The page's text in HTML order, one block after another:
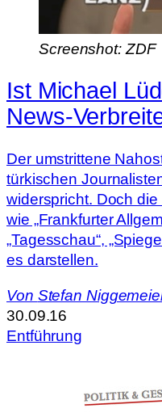
Screenshot: ZDF
Ist Michael
News-
Der umstrittene
türkischen
widerspricht. Doch
wie „Frankfurter
„Tagesschau“,
es darstellen.
Von Stefan
30.09.16
Entführung